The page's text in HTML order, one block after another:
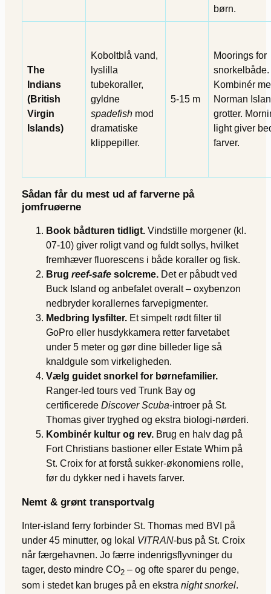
børn.
The
Indians
(British
Virgin
Islands)
Koboltblå vand,
lyslilla
tubekoraller,
gyldne
spadefish mod
dramatiske
klippepiller.
5-15 m
Moorings for
snorkelbåde.
Kombinér
Norman
grotter.
light giver
farver.
Sådan får du mest ud af farverne på
jomfruøerne
Book bådturen tidligt. Vindstille morgener (kl.
07-10) giver roligt vand og fuldt sollys, hvilket
fremhæver fluorescens i både koraller og fisk.
Brug reef-safe solcreme. Det er påbudt ved
Buck Island og anbefalet overalt – oxybenzon
nedbryder korallernes farvepigmenter.
Medbring lysfilter. Et simpelt rødt filter til
GoPro eller husdykkamera retter farvetabet
under 5 meter og gør dine billeder lige så
knaldgule som virkeligheden.
Vælg guidet snorkel for børnefamilier.
Ranger-led tours ved Trunk Bay og
certificerede Discover Scuba-introer på St.
Thomas giver tryghed og ekstra biologi-nørderi.
Kombinér kultur og rev. Brug en halv dag på
Fort Christians bastioner eller Estate Whim på
St. Croix for at forstå sukker-økonomiens rolle,
før du dykker ned i havets farver.
Nemt & grønt transportvalg
Inter-island ferry forbinder St. Thomas med BVI på
under 45 minutter, og lokal VITRAN-bus på St. Croix
når færgehavnen. Jo færre indenrigsflyvninger du
tager, desto mindre CO2 – og ofte sparer du penge,
som i stedet kan bruges på en ekstra night snorkel.